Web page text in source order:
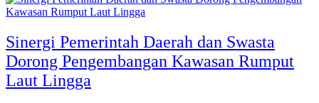
Sinergi Pemerintah Daerah dan Swasta
Dorong Pengembangan Kawasan Rumput
Laut Lingga